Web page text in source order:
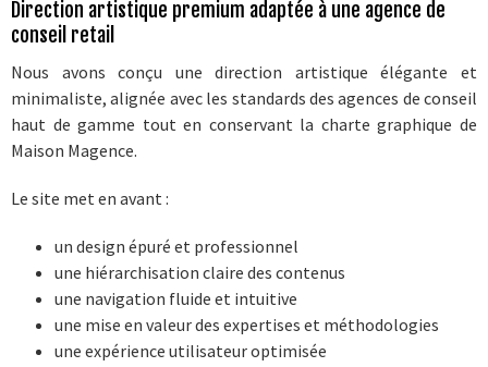
Direction artistique premium adaptée à une agence de
conseil retail
Nous avons conçu une direction artistique élégante et
minimaliste, alignée avec les standards des agences de conseil
haut de gamme tout en conservant la charte graphique de
Maison Magence.
Le site met en avant :
un design épuré et professionnel
une hiérarchisation claire des contenus
une navigation fluide et intuitive
une mise en valeur des expertises et méthodologies
une expérience utilisateur optimisée